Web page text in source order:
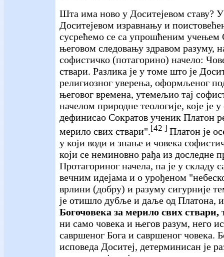
Шта има ново у Доситејевом ставу?
Доситејевом изравнању и
сусрећемо се са упрошћеним учењем
његовом следовању здравом разуму,
софистичко (потагорино) начело:
ствари. Разлика је у томе што је
религиозног уверења, оформљеног
његовог времена, утемељио тај
начелом природне теологије, које је у
дефинисао Сократов ученик Платон
мерило свих ствари".[42 ] Платон је
у који води и знање и човека
који се неминовно рађа из доследне
Протагориног начела, па је у складу
вечним идејама и о урођеном
врлини (добру) и разуму сигурније
је отишло дубље и даље од Платона,
Богочовека за мерило свих ствари,
ни само човека и његов разум, него
савршеног Бога и савршеног човека.
исповеда Доситеј, детерминисан је